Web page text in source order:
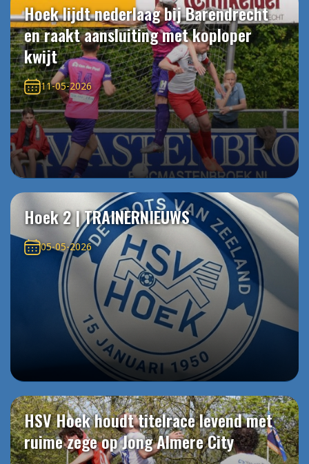
Hoek lijdt nederlaag bij Barendrecht
en raakt aansluiting met koploper
kwijt
11-05-2026
Hoek 2 | TRAINERNIEUWS
05-05-2026
HSV Hoek houdt titelrace levend met
ruime zege op Jong Almere City